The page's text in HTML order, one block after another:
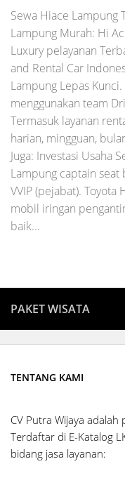
Sewa Hiace Lampung
Lampung Murah: Hi
Luxury pelayanan
and Rental Car
Lampung Lepas
menggunakan team
Termasuk layanan
harian, mingguan,
Juga: Investasi Usaha
Lampung captain seat
VVIP (pejabat). Toyota
mobil iringan
baik...
PAKET WISATA
TENTANG KAMI
CV Putra Wijaya
Terdaftar di E-Katalog
bidang jasa layanan: